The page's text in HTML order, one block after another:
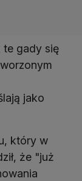
te gady się
jako
który w
że "już